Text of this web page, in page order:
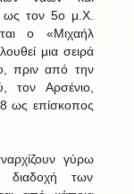
ως τον 5ο μ.Χ.
ο «Μιχαήλ
μια σειρά
πριν από την
τον Αρσένιο,
ως επίσκοπος
γύρω
των